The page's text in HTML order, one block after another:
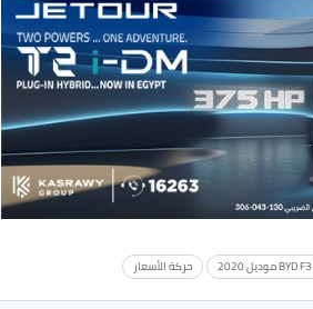
حركة الأسعار